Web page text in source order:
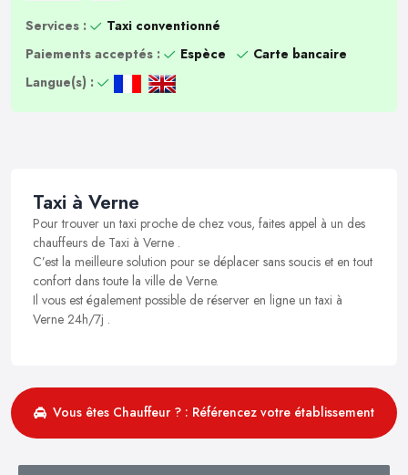
Services :
Taxi conventionné
Paiements acceptés :
Espèce
Carte bancaire
Langue(s) :
Taxi à Verne
Pour trouver un taxi proche de chez vous, faites appel à un des
chauffeurs de Taxi à Verne .
C’est la meilleure solution pour se déplacer sans soucis et en tout
confort dans toute la ville de Verne.
Il vous est également possible de réserver en ligne un taxi à
Verne 24h/7j .
Vous êtes Chauffeur ? : Référencez votre établissement